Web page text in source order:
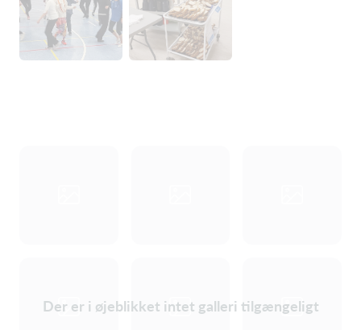
Der er i øjeblikket intet galleri tilgængeligt